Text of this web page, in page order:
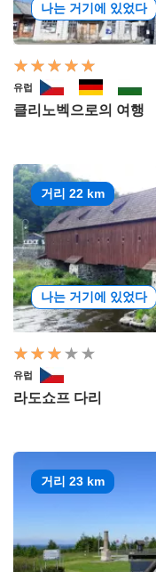
나는 거기에 있었다
유럽
클리노벡으로의 여행
거리 22 km
나는 거기에 있었다
유럽
라도쇼프 다리
거리 23 km